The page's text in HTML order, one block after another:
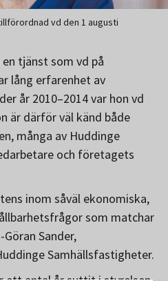
vd den 1 augusti
tjänst som vd på
lång erfarenhet av
år 2010–2014 var hon vd
är därför väl känd både
många av Huddinge
och företagets
inom såväl ekonomiska,
som matchar
Sander,
Samhällsfastigheter.